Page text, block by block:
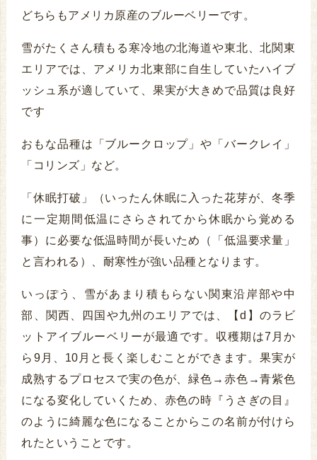
どちらもアメリカ原産のブルーベリーです。
雪がたくさん積もる寒冷地の北海道や東北、北関東
エリアでは、アメリカ北東部に自生していたハイブ
ッシュ系が適していて、果実が大きめで品質は良好
です
おもな品種は「ブルークロップ」や「バークレイ」
「コリンズ」など。
「休眠打破」（いったん休眠に入った花芽が、冬季
に一定期間低温にさらされてから休眠から覚める
事）に必要な低温時間が長いため（「低温要求量」
と言われる）、耐寒性が強い品種となります。
いっぽう、雪があまり積もらない関東沿岸部や中
部、関西、四国や九州のエリアでは、【d】のラビ
ットアイブルーベリーが最適です。収穫期は7月か
ら9月、10月と長く楽しむことができます。果実が
成熟するプロセスで実の色が、緑色→赤色→青紫色
になる変化していくため、赤色の時『うさぎの目』
のように綺麗な色になることからこの名前が付けら
れたということです。